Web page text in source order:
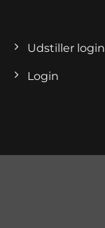
Udstiller login
Login